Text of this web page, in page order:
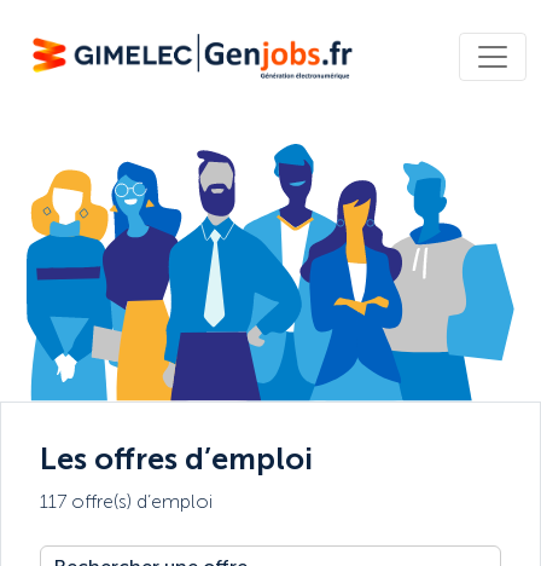
Les offres d’emploi
117 offre(s) d’emploi